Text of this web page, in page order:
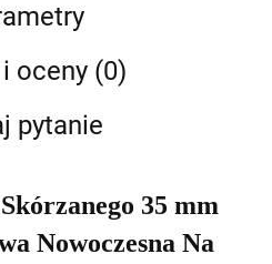
oceny (0)
pytanie
35 mm
Nowoczesna Na